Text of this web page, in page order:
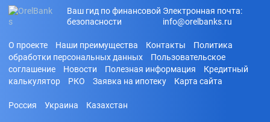
Ваш гид по финансовой
безопасности
Электронная почта:
info@orelbanks.ru
О проекте Наши преимущества Контакты
Политика
обработки персональных данных
Пользовательское
соглашение
Новости Полезная информация
Кредитный
калькулятор
РКО Заявка на ипотеку Карта сайта
Россия Украина Казахстан